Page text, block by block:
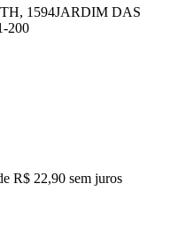
1594JARDIM DAS
200
R$ 22,90 sem juros